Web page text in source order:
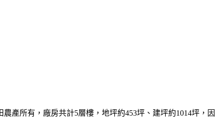
產所有，廠房共計5層樓，地坪約453坪、建坪約1014坪，因